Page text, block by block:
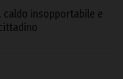
caldo insopportabile e